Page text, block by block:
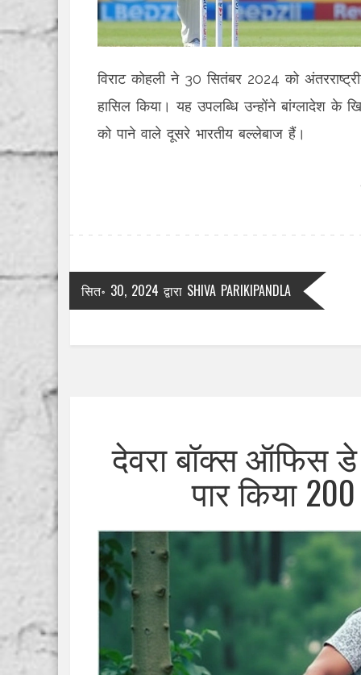
विराट कोहली ने 30 सितंबर 2024 को
हासिल किया। यह उपलब्धि उन्होंने बांग्लादेश के
को पाने वाले दूसरे भारतीय बल्लेबाज हैं।
सित॰ 30, 2024 द्वारा SHIVA PARIKIPANDLA
देवरा बॉक्स ऑफिस
पार किया